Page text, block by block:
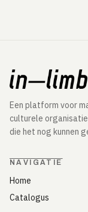
Een platform voor
culturele
die het nog kunnen
NAVIGATIE
Home
Catalogus